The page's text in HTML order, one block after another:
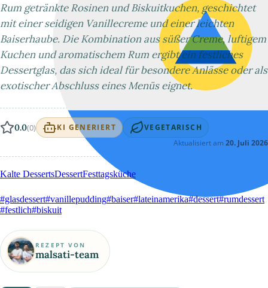
Rum getränkte Rosinen und Biskuitkuchen, geschichtet
mit einer seidigen Vanillecreme und einer leichten
Baiserhaube. Die Kombination aus süßer Creme, luftigem
Kuchen und aromatischem Rum ergibt ein festliches
Dessertglas, das sich ideal für besondere Anlässe oder als
exotischer Abschluss eines Menüs eignet.
0.0(0) KI GENERIERT VEGETARISCH
Aktualisiert am 20. Juli 2026
Kalte DessertsDessertFesttagsküche
#glasdessert#vanillepudding#baiser#lateinamerika#dessert#rumdessert
#festlich#biskuit
REZEPT VON
malsati-team